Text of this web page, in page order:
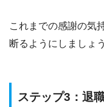
これまでの感謝の気
断るようにしましょ
ステップ3：退